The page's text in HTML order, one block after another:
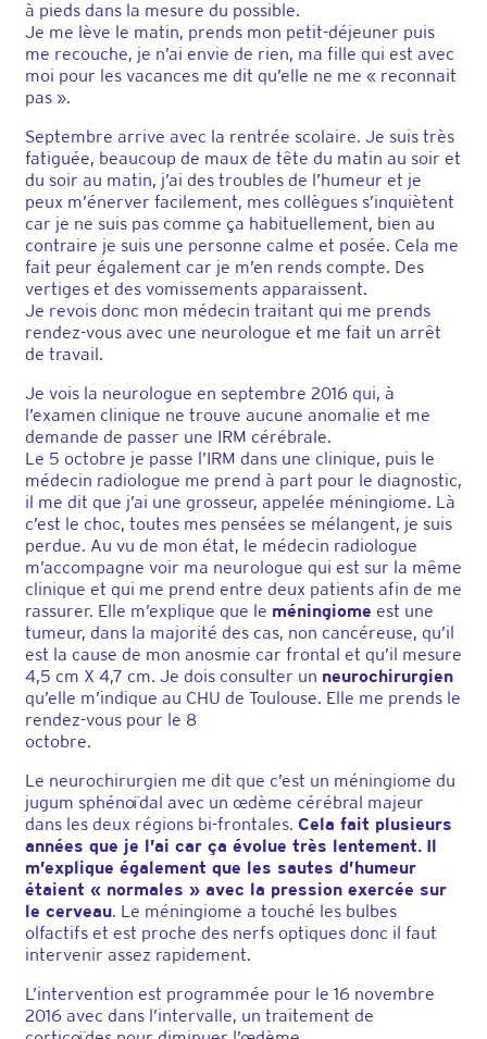
à pieds dans la mesure du possible.
Je me lève le matin, prends mon petit-déjeuner puis
me recouche, je n’ai envie de rien, ma fille qui est avec
moi pour les vacances me dit qu’elle ne me « reconnait
pas ».
Septembre arrive avec la rentrée scolaire. Je suis très
fatiguée, beaucoup de maux de tête du matin au soir et
du soir au matin, j’ai des troubles de l’humeur et je
peux m’énerver facilement, mes collègues s’inquiètent
car je ne suis pas comme ça habituellement, bien au
contraire je suis une personne calme et posée. Cela me
fait peur également car je m’en rends compte. Des
vertiges et des vomissements apparaissent.
Je revois donc mon médecin traitant qui me prends
rendez-vous avec une neurologue et me fait un arrêt
de travail.
Je vois la neurologue en septembre 2016 qui, à
l’examen clinique ne trouve aucune anomalie et me
demande de passer une IRM cérébrale.
Le 5 octobre je passe l’IRM dans une clinique, puis le
médecin radiologue me prend à part pour le diagnostic,
il me dit que j’ai une grosseur, appelée méningiome. Là
c’est le choc, toutes mes pensées se mélangent, je suis
perdue. Au vu de mon état, le médecin radiologue
m’accompagne voir ma neurologue qui est sur la même
clinique et qui me prend entre deux patients afin de me
rassurer. Elle m’explique que le méningiome est une
tumeur, dans la majorité des cas, non cancéreuse, qu’il
est la cause de mon anosmie car frontal et qu’il mesure
4,5 cm X 4,7 cm. Je dois consulter un neurochirurgien
qu’elle m’indique au CHU de Toulouse. Elle me prends le
rendez-vous pour le 8
octobre.
Le neurochirurgien me dit que c’est un méningiome du
jugum sphénoïdal avec un œdème cérébral majeur
dans les deux régions bi-frontales. Cela fait plusieurs
années que je l’ai car ça évolue très lentement. Il
m’explique également que les sautes d’humeur
étaient « normales » avec la pression exercée sur
le cerveau. Le méningiome a touché les bulbes
olfactifs et est proche des nerfs optiques donc il faut
intervenir assez rapidement.
L’intervention est programmée pour le 16 novembre
2016 avec dans l’intervalle, un traitement de